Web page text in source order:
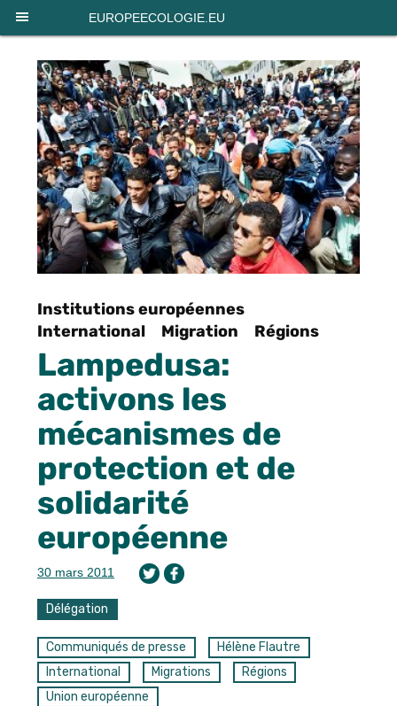
EUROPEECOLOGIE.EU
Institutions européennes
International
Migration Régions
Lampedusa:
activons les
mécanismes de
protection et de
solidarité
européenne
30 mars 2011
Délégation
Communiqués de presse
Hélène Flautre
International
Migrations
Régions
Union européenne